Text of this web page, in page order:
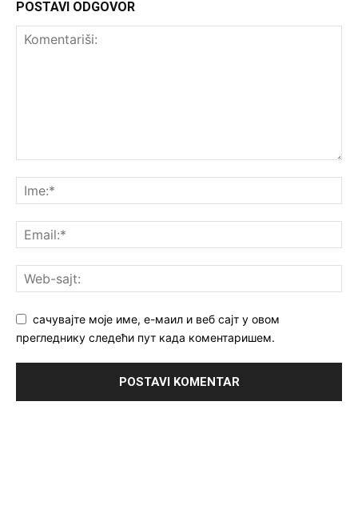
POSTAVI ODGOVOR
сачувајте моје име, е-маил и веб сајт у овом
прегледнику следећи пут када коментаришем.